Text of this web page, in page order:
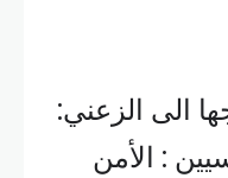
الى الزعني:
: الأمن